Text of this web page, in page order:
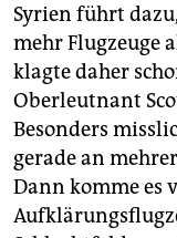
Syrien führt
mehr Flugzeuge
klagte daher
Oberleutnant
Besonders
gerade an
Dann komme es